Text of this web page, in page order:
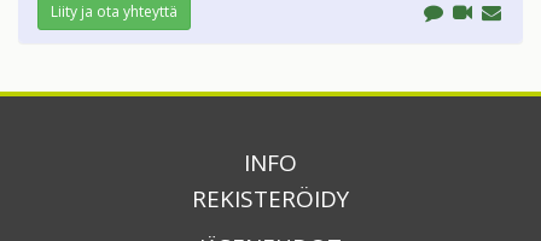
Liity ja ota yhteyttä
INFO
REKISTERÖIDY